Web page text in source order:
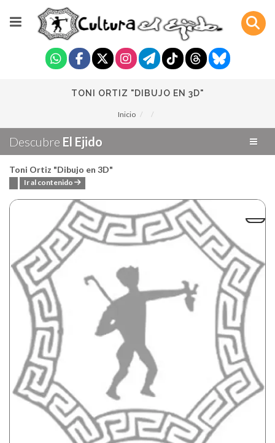
TONI ORTIZ "DIBUJO EN 3D"
Inicio
Descubre El Ejido
Toni Ortiz "Dibujo en 3D"
Ir al contenido